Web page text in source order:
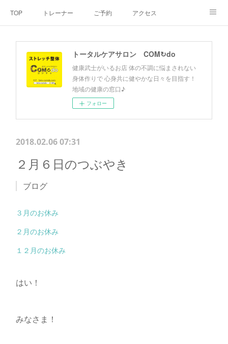
TOP トレーナー ご予約 アクセス
お客様の声
トータルケアサロン COM↻do
健康武士がいるお店 体の不調に悩まされない
身体作りで 心身共に健やかな日々を目指す！
地域の健康の窓口♪
フォロー
2018.02.06 07:31
２月６日のつぶやき
ブログ
３月のお休み
２月のお休み
１２月のお休み
はい！
みなさま！